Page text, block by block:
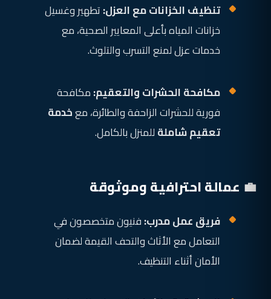
تنظيف الخزانات مع العزل:تطهير وغسيل
خزانات المياه بأعلى المعايير الصحية، مع
خدمات عزل لمنع التسرب والتلوث.
مكافحة الحشرات والتعقيم:مكافحة
فورية للحشرات الزاحفة والطائرة، معخدمة
تعقيم شاملةللمنزل بالكامل.
💼 عمالة احترافية وموثوقة
فريق عمل مدرب:فنيون متخصصون في
التعامل مع الأثاث والتحف القيمة لضمان
الأمان أثناء التنظيف.